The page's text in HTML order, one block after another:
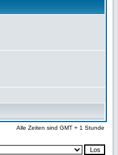
Alle Zeiten sind GMT + 1 Stunde